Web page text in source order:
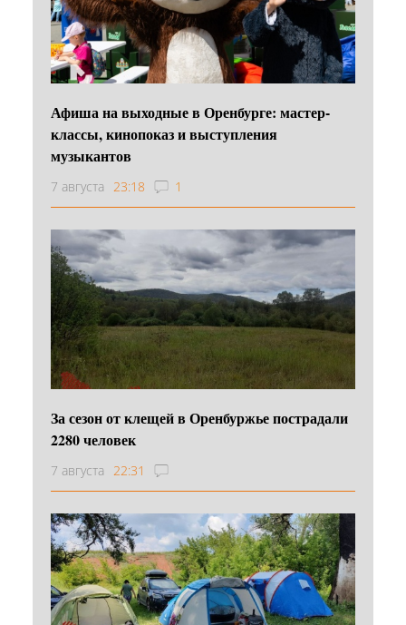
Афиша на выходные в Оренбурге: мастер-
классы, кинопоказ и выступления
музыкантов
7 августа 23:18 1
За сезон от клещей в Оренбуржье пострадали
2280 человек
7 августа 22:31